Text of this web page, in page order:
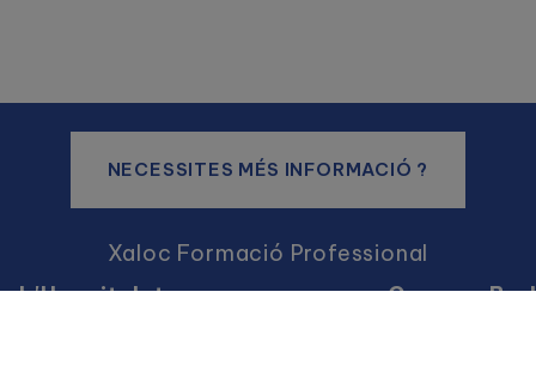
NECESSITES MÉS INFORMACIÓ ?
Xaloc Formació Professional
L'Hospitalet
Campus